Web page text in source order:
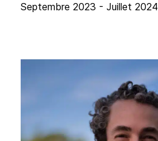
Septembre 2023 - Juillet 2024